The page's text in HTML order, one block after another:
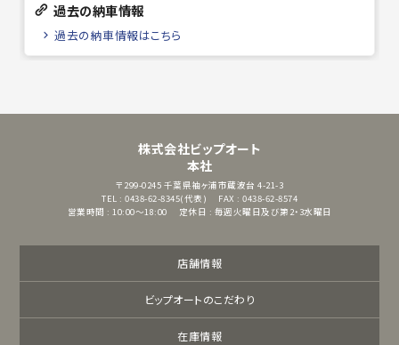
過去の納車情報
過去の納車情報はこちら
株式会社ビップオート
本社
〒299-0245 千葉県袖ヶ浦市蔵波台 4-21-3
TEL : 0438-62-8345(代表)
FAX : 0438-62-8574
営業時間 : 10:00～18:00
定休日 : 毎週火曜日及び第2・3水曜日
店舗情報
ビップオートのこだわり
在庫情報